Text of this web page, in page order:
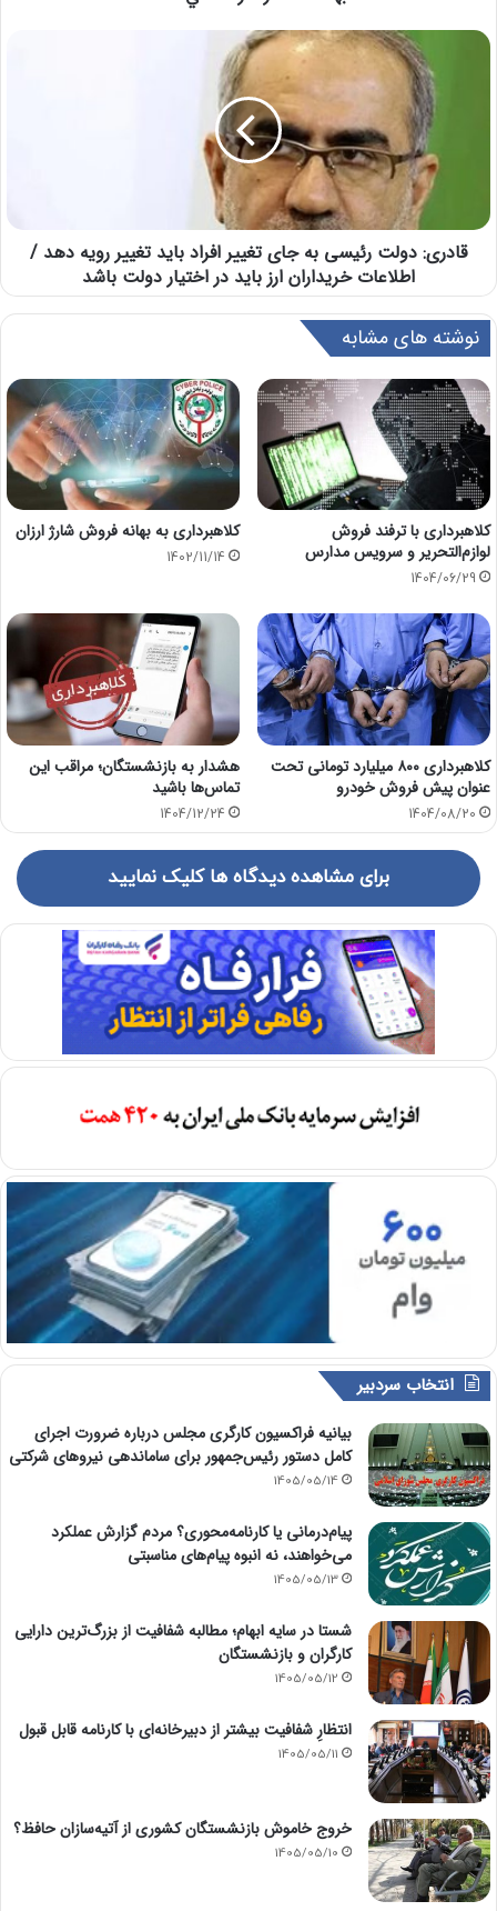
قادری: دولت رئیسی به جای تغییر افراد باید تغییر رویه دهد /
اطلاعات خریداران ارز باید در اختیار دولت باشد
نوشته های مشابه
کلاهبرداری با ترفند فروش
لوازم‌التحریر و سرویس مدارس
1404/06/29
کلاهبرداری به بهانه فروش شارژ ارزان
1402/11/14
کلاهبرداری ۸۰۰ میلیارد تومانی تحت
عنوان پیش فروش خودرو
1404/08/20
هشدار به بازنشستگان؛ مراقب این
تماس‌ها باشید
1404/12/24
برای مشاهده دیدگاه ها کلیک نمایید
انتخاب سردبیر
بیانیه فراکسیون کارگری مجلس درباره ضرورت اجرای
کامل دستور رئیس‌جمهور برای ساماندهی نیروهای شرکتی
1405/05/14
پیام‌درمانی یا کارنامه‌محوری؟ مردم گزارش عملکرد
می‌خواهند، نه انبوه پیام‌های مناسبتی
1405/05/13
شستا در سایه ابهام؛ مطالبه شفافیت از بزرگ‌ترین دارایی
کارگران و بازنشستگان
1405/05/12
انتظارِ شفافیت بیشتر از دبیرخانه‌ای با کارنامه قابل قبول
1405/05/11
خروج خاموش بازنشستگان کشوری از آتیه‌سازان حافظ؟
1405/05/10